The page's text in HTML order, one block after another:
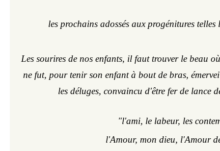
les prochains adossés aux progénitures telles
Les sourires de nos enfants, il faut trouver le beau
ne fut, pour tenir son enfant à bout de bras,
les déluges, convaincu d'être fer de lance
"l'ami, le labeur, les
l'Amour, mon dieu, l'Amour